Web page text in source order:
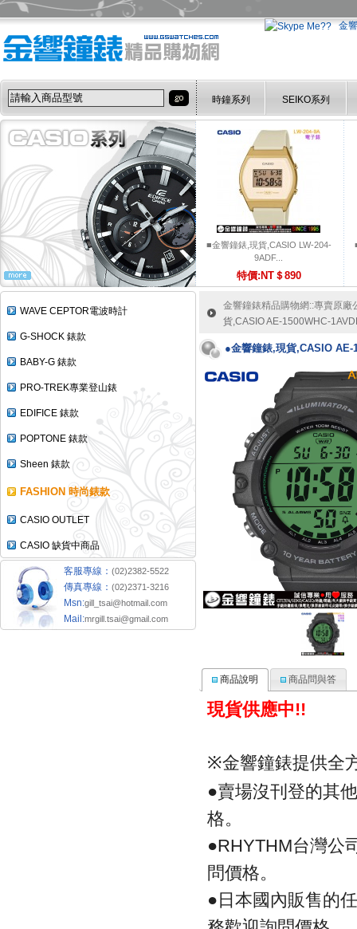
金
時鐘系列 SEIKO系列
■金響鐘錶,現貨,CASIO LW-204-
9ADF...
特價:NT＄890
WAVE CEPTOR電波時計
G-SHOCK 錶款
BABY-G 錶款
PRO-TREK專業登山錶
EDIFICE 錶款
POPTONE 錶款
Sheen 錶款
FASHION 時尚錶款
CASIO OUTLET
CASIO 缺貨中商品
客服專線： (02)2382-5522
傳真專線： (02)2371-3216
Msn:gill_tsai@hotmail.com
Mail:mrgill.tsai@gmail.com
金響鐘錶精品購物網::專賣原廠
貨,CASIO AE-1500WHC-
●金響鐘錶,現貨,CASIO AE-
商品說明 商品問與答
現貨供應中!!
※金響鐘錶提供全
●賣場沒刊登的其
格。
●RHYTHM台灣公
問價格。
●日本國內販售的